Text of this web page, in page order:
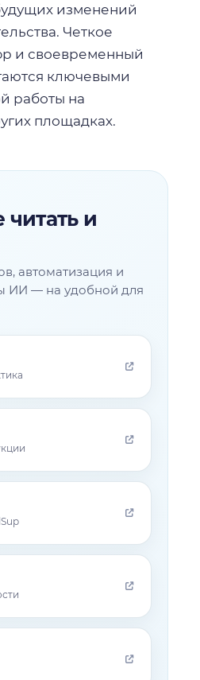
изменений
Четкое
и своевременный
ключевыми
работы на
площадках.
и
автоматизация и
ИИ — на удобной для